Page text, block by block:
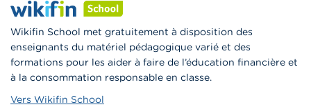
Wikifin School met gratuitement à disposition des
enseignants du matériel pédagogique varié et des
formations pour les aider à faire de l’éducation financière et
à la consommation responsable en classe.
Vers Wikifin School